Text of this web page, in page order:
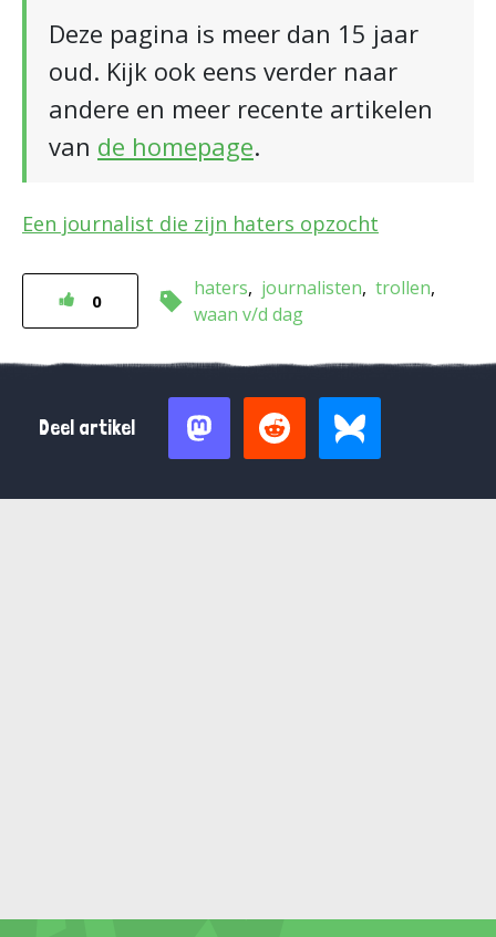
Deze pagina is meer dan 15 jaar
oud. Kijk ook eens verder naar
andere en meer recente artikelen
van de homepage.
Een journalist die zijn haters opzocht
0
haters journalisten trollen
waan v/d dag
Deel artikel